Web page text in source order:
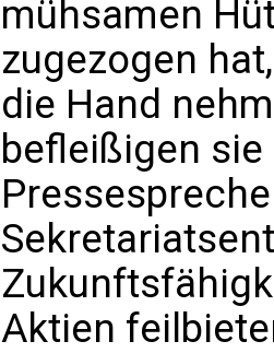
mühsamen
zugezogen
die Hand
befleißigen
Aktien